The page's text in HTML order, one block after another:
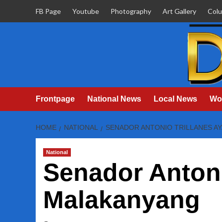
FB Page Youtube Photography Art Gallery
Frontpage National News Local News
HOME NATIONAL SENADOR ANTONIO TRILLANES
National
Senador
Malakanyang